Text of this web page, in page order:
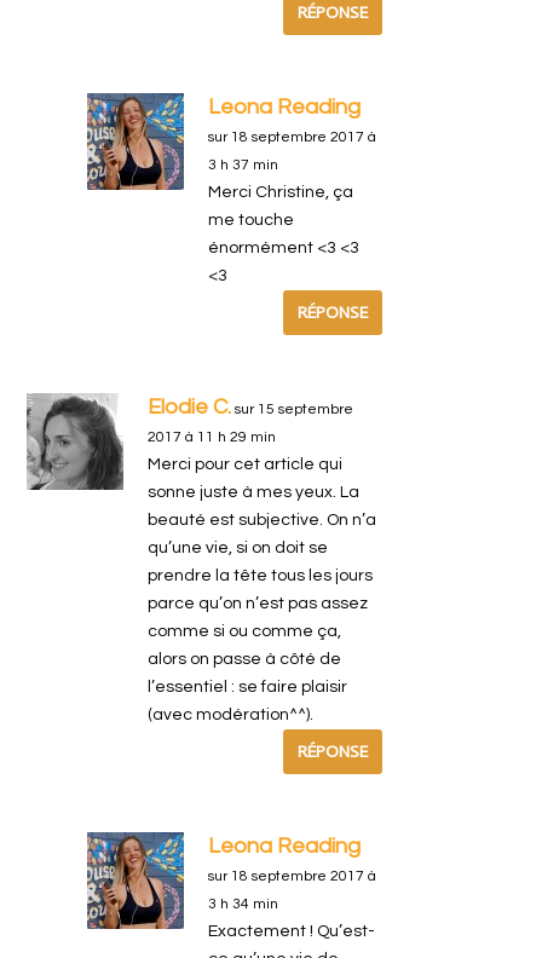
RÉPONSE
Leona Reading
sur 18 septembre 2017 à
3 h 37 min
Merci Christine, ça
me touche
énormément <3 <3
<3
RÉPONSE
Elodie C. sur 15 septembre
2017 à 11 h 29 min
Merci pour cet article qui
sonne juste à mes yeux. La
beauté est subjective. On n’a
qu’une vie, si on doit se
prendre la tête tous les jours
parce qu’on n’est pas assez
comme si ou comme ça,
alors on passe à côté de
l’essentiel : se faire plaisir
(avec modération^^).
RÉPONSE
Leona Reading
sur 18 septembre 2017 à
3 h 34 min
Exactement ! Qu’est-